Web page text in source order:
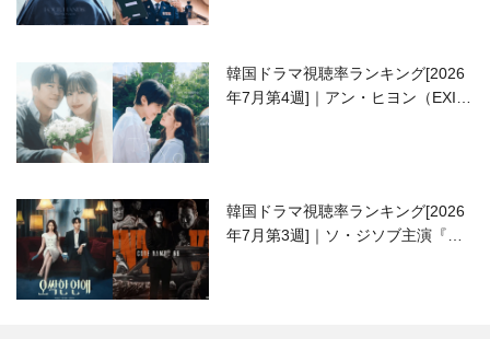
韓国ドラマ視聴率ランキング[2026
年7月第4週]｜アン・ヒヨン（EXID
韓国ドラマ視聴率ランキング[2026
年7月第3週]｜ソ・ジソブ主演『エ